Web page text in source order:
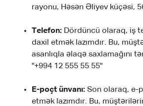
rayonu, Həsən Əliyev küçəsi,
Telefon: Dördüncü olaraq, iş
daxil etmək lazımdır. Bu,
asanlıqla əlaqə saxlamağını
"+994 12 555 55 55"
E-poçt ünvanı: Son olaraq, e-
etmək lazımdır. Bu,